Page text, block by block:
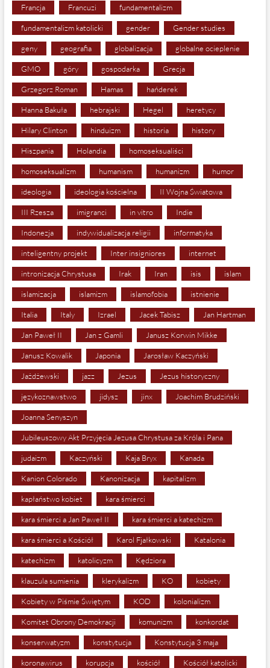
Francja Francuzi fundamentalizm
fundamentalizm katolicki gender Gender studies
geny geografia globalizacja globalne ocieplenie
GMO góry gospodarka Grecja
Grzegorz Roman Hamas hańderek
Hanna Bakuła hebrajski Hegel heretycy
Hilary Clinton hinduizm historia history
Hiszpania Holandia homoseksualiści
homoseksualizm humanism humanizm humor
ideologia ideologia kościelna II Wojna Światowa
III Rzesza imigranci in vitro Indie
Indonezja indywidualizacja religii informatyka
inteligentny projekt Inter insigniores internet
intronizacja Chrystusa Irak Iran isis islam
islamizacja islamizm islamofobia istnienie
Italia Italy Izrael Jacek Tabisz Jan Hartman
Jan Paweł II Jan z Gamli Janusz Korwin Mikke
Janusz Kowalik Japonia Jarosław Kaczyński
Jażdżewski jazz Jezus Jezus historyczny
językoznawstwo jidysz jinx Joachim Brudziński
Joanna Senyszyn
Jubileuszowy Akt Przyjęcia Jezusa Chrystusa za Króla i Pana
judaizm Kaczyński Kaja Bryx Kanada
Kanion Colorado Kanonizacja kapitalizm
kapłaństwo kobiet kara śmierci
kara śmierci a Jan Paweł II kara śmierci a katechizm
kara śmierci a Kościół Karol Fjałkowski Katalonia
katechizm katolicyzm Kędziora
klauzula sumienia klerykalizm KO kobiety
Kobiety w Piśmie Świętym KOD kolonializm
Komitet Obrony Demokracji komunizm konkordat
konserwatyzm konstytucja Konstytucja 3 maja
koronawirus korupcja kościół Kościół katolicki